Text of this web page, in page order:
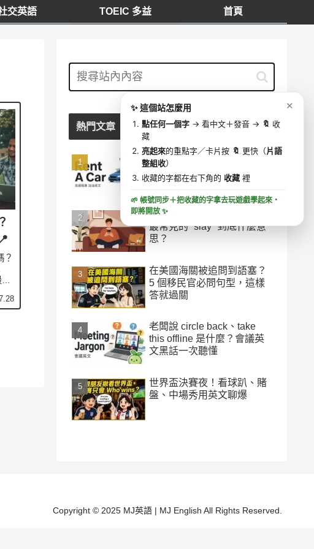
交英語 TOEIC 多益 首頁
？
・
熱門文章
「加油」千萬別說 add oil！
美國租車加油最容易搞錯的
英文
【網路英文】IG、TikTok 上
最常見的 “slay” 到底什麼意
思？
在美國海關被追問到語塞？
5 個移民官必問句型，這樣
答就過關
老闆說 circle back、take
this offline 是什麼？會議英
文黑話一次聽懂
世界盃決賽夜！看球趴、賭
盤、中場秀用英文聊爆
Copyright © 2025 MJ英語 | MJ English All Rights Reserved.
我的收藏 0 字 ⋯
🔍
✨ 這個站怎麼用
點任何一個字 → 看中文＋發音 → 🔖 收
藏
亮起來的重點字／卡片按 🔖 更快（片語
整組收）
收藏的字都在右下角的 收藏 裡
🌱 帳號同步＋把收藏的字拿去玩遊戲學起來・
即將開放 ✨
✕